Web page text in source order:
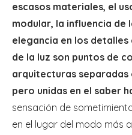
escasos materiales, el
modular, la influencia de
elegancia en los
de la luz son puntos de
arquitecturas separadas
pero unidas en el saber
sensación de
en el lugar del modo más